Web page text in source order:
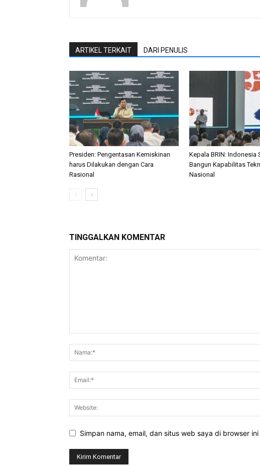
ARTIKEL TERKAIT DARI PENULIS
Presiden: Pengentasan Kemiskinan
harus Dilakukan dengan Cara
Rasional
Kepala BRIN: Indonesia
Bangun Kapabilitas
Nasional
TINGGALKAN KOMENTAR
Simpan nama, email, dan situs web saya di browser